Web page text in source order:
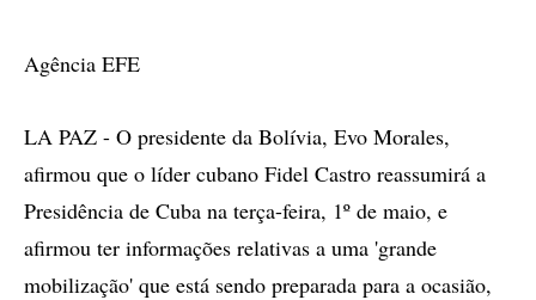
Agência EFE
LA PAZ - O presidente da Bolívia, Evo Morales,
afirmou que o líder cubano Fidel Castro reassumirá a
Presidência de Cuba na terça-feira, 1º de maio, e
afirmou ter informações relativas a uma 'grande
mobilização' que está sendo preparada para a ocasião,